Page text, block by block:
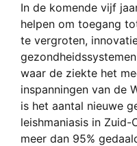
In de komende vijf
helpen om toegang
te vergroten,
waar de ziekte het
inspanningen van de
is het aantal nieuwe
leishmaniasis in
meer dan 95%